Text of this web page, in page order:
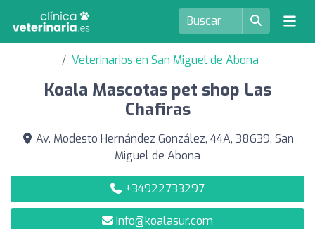
Veterinarios en San Miguel de Abona
Koala Mascotas pet shop Las
Chafiras
Av. Modesto Hernández González, 44A, 38639, San
Miguel de Abona
+34922733297
info@koalasur.com